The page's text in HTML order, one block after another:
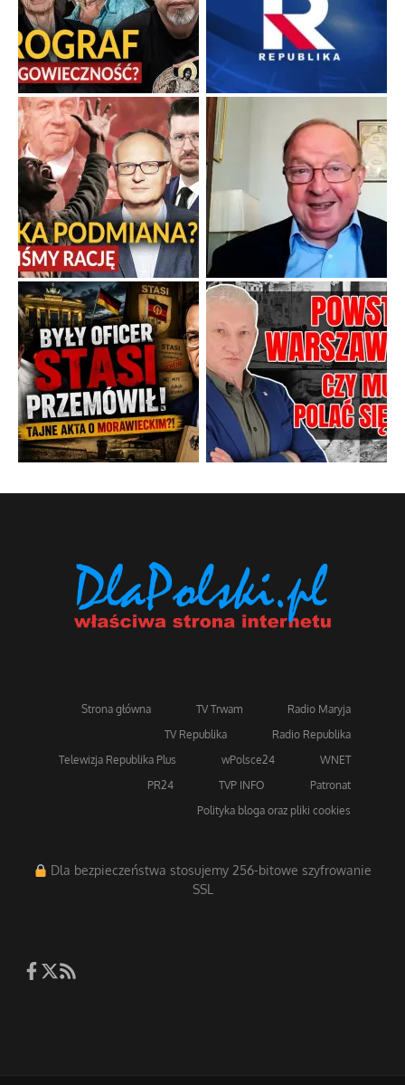
Strona główna TV Trwam
Radio Maryja
TV Republika
Radio Republika
Telewizja Republika Plus
wPolsce24
WNET
PR24
TVP INFO
Patronat
Polityka bloga oraz pliki cookies
Dla bezpieczeństwa stosujemy 256-bitowe szyfrowanie
SSL